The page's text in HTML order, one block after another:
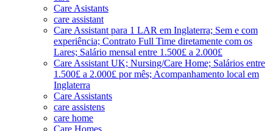
Care Asistants
care assistant
Care Assistant para 1 LAR em Inglaterra; Sem e com
experiência; Contrato Full Time diretamente com os
Lares; Salário mensal entre 1.500£ a 2.000£
Care Assistant UK; Nursing/Care Home; Salários entre
1.500£ a 2.000£ por mês; Acompanhamento local em
Inglaterra
Care Assistants
care assistens
care home
Care Homes